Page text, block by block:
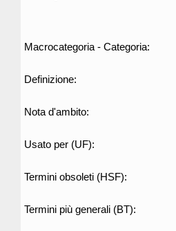
Macrocategoria - Categoria:
Definizione:
Nota d'ambito:
Usato per (UF):
Termini obsoleti (HSF):
Termini più generali (BT):